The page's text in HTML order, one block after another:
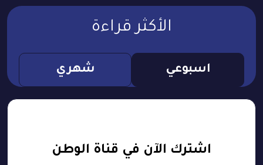
الأكثر قراءة
اسبوعي شهري
اشترك الآن في قناة الوطن